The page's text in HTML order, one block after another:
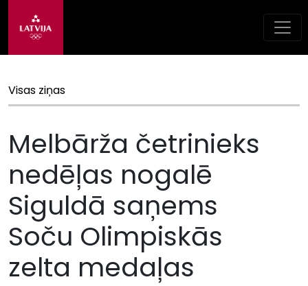
Visas ziņas
Melbārža četrinieks
nedēļas nogalē
Siguldā saņems
Soču Olimpiskās
zelta medaļas